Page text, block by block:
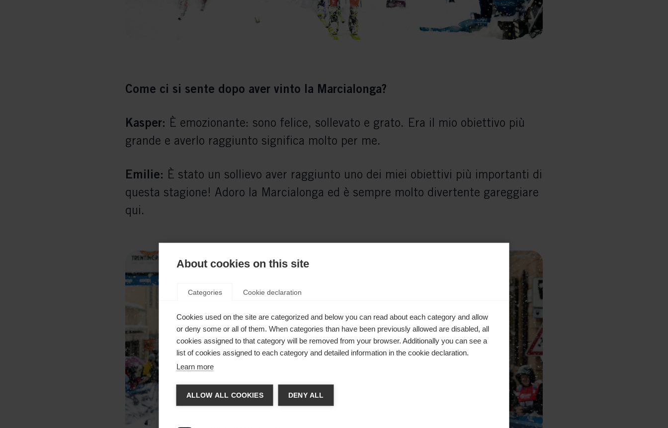
Come ci si sente dopo aver vinto la Marcialonga?
Kasper: È emozionante: sono felice, sollevato e grato. Era il mio obiettivo più
grande e averlo raggiunto significa molto per me.
Emilie: È stato un sollievo aver raggiunto uno dei miei obiettivi più importanti di
questa stagione! Adoro la Marcialonga ed è sempre molto divertente gareggiare
qui.
Cambia lingua
About cookies on this site
Categories Cookie declaration
Cookies used on the site are categorized and below you can read about each category and allow
or deny some or all of them. When categories than have been previously allowed are disabled, all
cookies assigned to that category will be removed from your browser. Additionally you can see a
list of cookies assigned to each category and detailed information in the cookie declaration.
Learn more
ALLOW ALL COOKIES DENY ALL